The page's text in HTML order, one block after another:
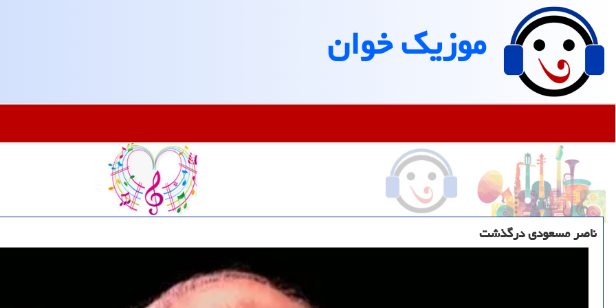
موزیك خوان
ناصر مسعودی درگذشت